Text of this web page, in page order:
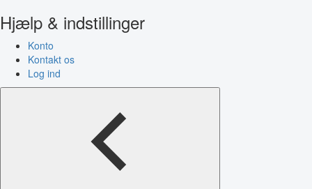
Hjælp & indstillinger
Konto
Kontakt os
Log ind